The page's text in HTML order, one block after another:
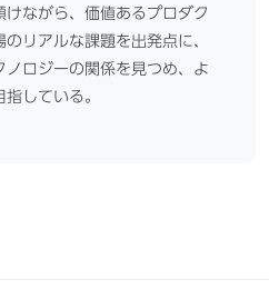
ながら、価値あるプロダク
リアルな課題を出発点に、
ロジーの関係を見つめ、よ
している。